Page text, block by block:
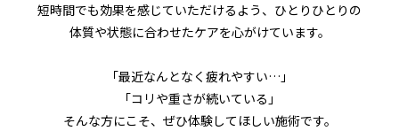
短時間でも効果を感じていただけるよう、ひとりひとりの
体質や状態に合わせたケアを心がけています。
「最近なんとなく疲れやすい…」
「コリや重さが続いている」
そんな方にこそ、ぜひ体験してほしい施術です。